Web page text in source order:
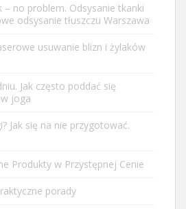
– no problem. Odsysanie tkanki
odsysanie tłuszczu Warszawa
usuwanie blizn i żylaków
Jak często poddać się
joga
Jak się na nie przygotować.
Produkty w Przystępnej Cenie
porady